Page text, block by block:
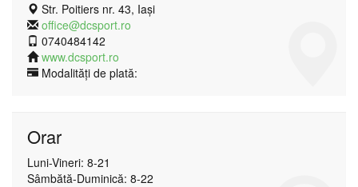
Str. Poitiers nr. 43, Iași
office@dcsport.ro
0740484142
www.dcsport.ro
Modalități de plată:
Orar
Luni-Vineri: 8-21
Sâmbătă-Duminică: 8-22